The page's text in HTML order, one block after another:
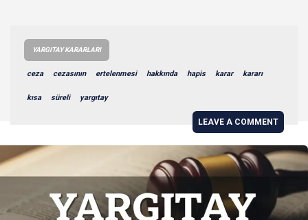
YARGITAY KARARLARI
ceza cezasının ertelenmesi hakkında hapis karar kararı
kısa süreli yargıtay
LEAVE A COMMENT